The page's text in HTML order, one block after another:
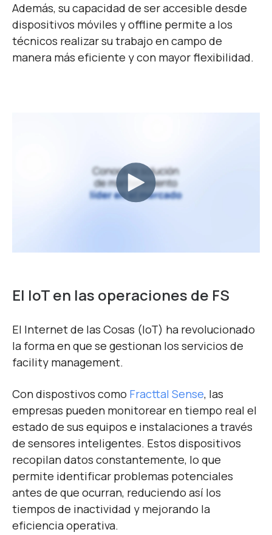
Además, su capacidad de ser accesible desde
dispositivos móviles y offline permite a los
técnicos realizar su trabajo en campo de
manera más eficiente y con mayor flexibilidad.
El IoT en las operaciones de FS
El Internet de las Cosas (IoT) ha revolucionado
la forma en que se gestionan los servicios de
facility management.
Con dispostivos como Fracttal Sense, las
empresas pueden monitorear en tiempo real el
estado de sus equipos e instalaciones a través
de sensores inteligentes. Estos dispositivos
recopilan datos constantemente, lo que
permite identificar problemas potenciales
antes de que ocurran, reduciendo así los
tiempos de inactividad y mejorando la
eficiencia operativa.